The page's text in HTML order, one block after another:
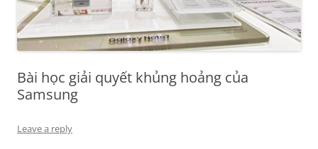
Bài học giải quyết khủng hoảng của
Samsung
Leave a reply